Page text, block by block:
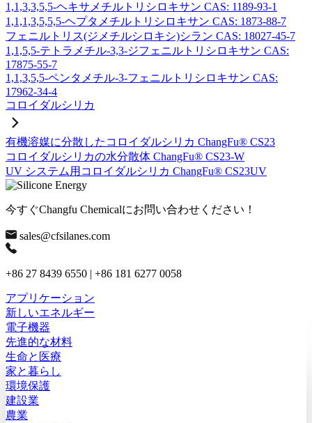
1,1,3,3,5,5-ヘキサメチルトリシロキサン CAS: 1189-93-1
1,1,1,3,5,5,5-ヘプタメチルトリシロキサン CAS: 1873-88-7
フェニルトリス(ジメチルシロキシ)シラン CAS: 18027-45-7
1,1,5,5-テトラメチル-3,3-ジフェニルトリシロキサン CAS:
17875-55-7
1,1,3,5,5-ペンタメチル-3-フェニルトリシロキサン CAS:
17962-34-4
コロイダルシリカ
有機溶媒に分散したコロイダルシリカ ChangFu® CS23
コロイダルシリカの水分散体 ChangFu® CS23-W
UV システム用コロイダルシリカ ChangFu® CS23UV
今すぐChangfu Chemicalにお問い合わせください！
sales@cfsilanes.com
+86 27 8439 6550 | +86 181 6277 0058
アプリケーション
新しいエネルギー
電子機器
先進的な材料
生命と医療
家と暮らし
環境保護
建設業
農業